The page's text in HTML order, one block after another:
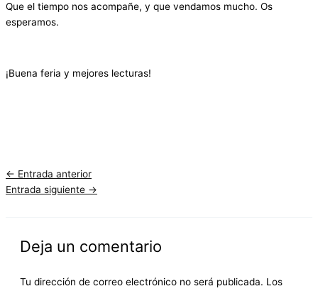
Que el tiempo nos acompañe, y que vendamos mucho. Os
esperamos.
¡Buena feria y mejores lecturas!
← Entrada anterior
Entrada siguiente →
Deja un comentario
Tu dirección de correo electrónico no será publicada. Los